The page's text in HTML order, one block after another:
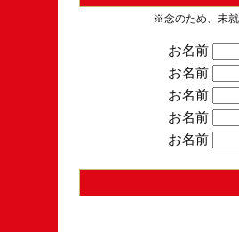
※念のため、未
お名前
お名前
お名前
お名前
お名前